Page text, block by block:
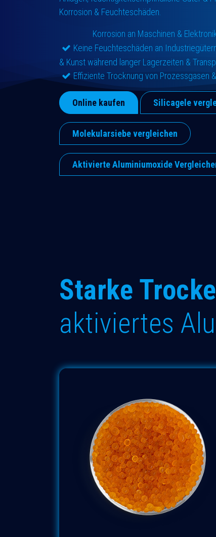
Korrosion & Feuchteschäden.
​Korrosion an Maschinen &
Keine Feuchteschäden an
& Kunst während langer Lagerzeiten &
Effiziente Trocknung von Prozessgasen
Online kaufen Silicagele
Molekularsiebe vergleichen
Aktivierte Aluminiumoxide
Starke
aktiviertes